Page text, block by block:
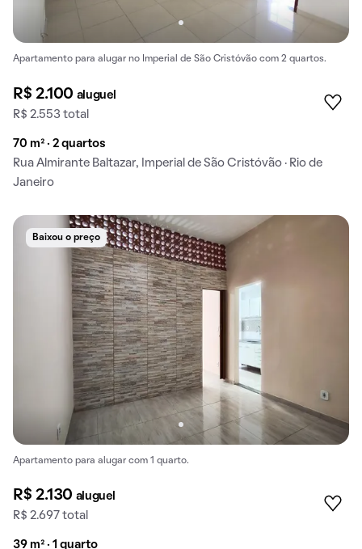
Apartamento para alugar no Imperial de São Cristóvão com 2 quartos.
R$ 2.100 aluguel
R$ 2.553 total
70 m² · 2 quartos
Rua Almirante Baltazar, Imperial de São Cristóvão · Rio de
Janeiro
Baixou o preço
Apartamento para alugar com 1 quarto.
R$ 2.130 aluguel
R$ 2.697 total
39 m² · 1 quarto